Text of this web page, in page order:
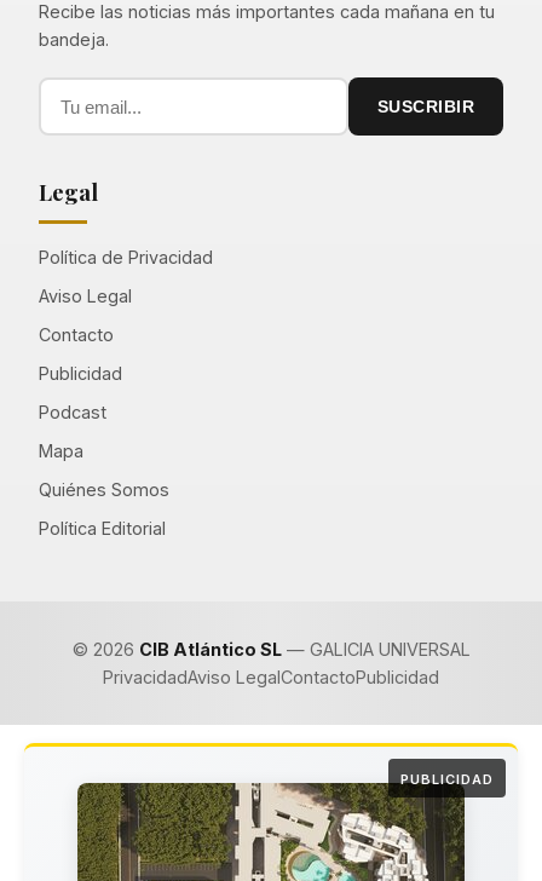
Recibe las noticias más importantes cada mañana en tu
bandeja.
SUSCRIBIR
Legal
Política de Privacidad
Aviso Legal
Contacto
Publicidad
Podcast
Mapa
Quiénes Somos
Política Editorial
© 2026 CIB Atlántico SL— GALICIA UNIVERSAL
PrivacidadAviso LegalContactoPublicidad
PUBLICIDAD